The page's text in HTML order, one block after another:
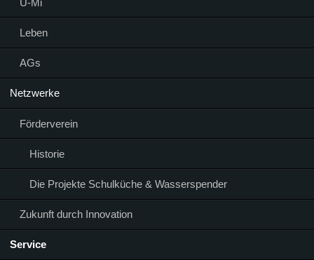
Leben
AGs
Netzwerke
Förderverein
Historie
Die Projekte Schulküche & Wasserspender
Zukunft durch Innovation
Service